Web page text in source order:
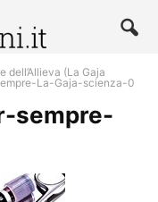
dell’Allieva (La Gaja
La-Gaja-scienza-0
sempre-